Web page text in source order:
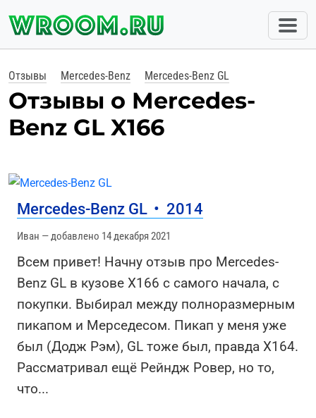
Отзывы Mercedes-Benz Mercedes-Benz GL
Отзывы о Mercedes-
Benz GL X166
Mercedes-Benz GL • 2014
Иван — добавлено 14 декабря 2021
Всем привет! Начну отзыв про Mercedes-
Benz GL в кузове X166 с самого начала, с
покупки. Выбирал между полноразмерным
пикапом и Мерседесом. Пикап у меня уже
был (Додж Рэм), GL тоже был, правда Х164.
Рассматривал ещё Рейндж Ровер, но то,
что...